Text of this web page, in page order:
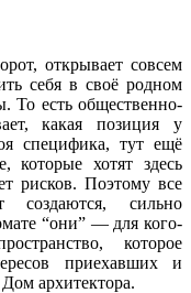
открывает совсем
себя в своё родном
То есть общественно-
какая позиция у
специфика, тут ещё
которые хотят здесь
рисков. Поэтому все
создаются, сильно
“они” — для кого-
которое
приехавших и
архитектора.